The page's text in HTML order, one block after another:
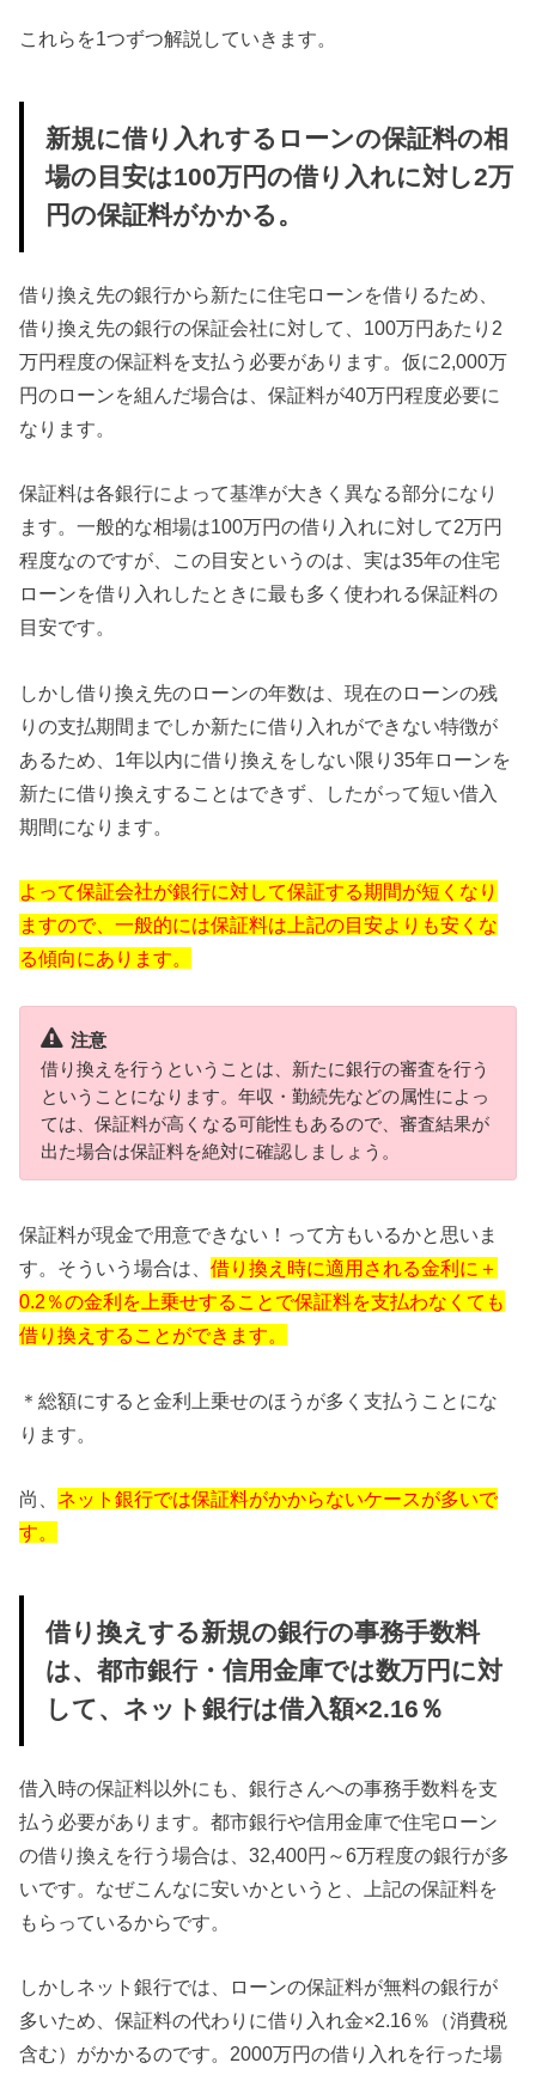
これらを1つずつ解説していきます。
新規に借り入れするローンの保証料の相
場の目安は100万円の借り入れに対し2万
円の保証料がかかる。
借り換え先の銀行から新たに住宅ローンを借りるため、
借り換え先の銀行の保証会社に対して、100万円あたり2
万円程度の保証料を支払う必要があります。仮に2,000万
円のローンを組んだ場合は、保証料が40万円程度必要に
なります。
保証料は各銀行によって基準が大きく異なる部分になり
ます。一般的な相場は100万円の借り入れに対して2万円
程度なのですが、この目安というのは、実は35年の住宅
ローンを借り入れしたときに最も多く使われる保証料の
目安です。
しかし借り換え先のローンの年数は、現在のローンの残
りの支払期間までしか新たに借り入れができない特徴が
あるため、1年以内に借り換えをしない限り35年ローンを
新たに借り換えすることはできず、したがって短い借入
期間になります。
よって保証会社が銀行に対して保証する期間が短くなり
ますので、一般的には保証料は上記の目安よりも安くな
る傾向にあります。
注意
借り換えを行うということは、新たに銀行の審査を行う
ということになります。年収・勤続先などの属性によっ
ては、保証料が高くなる可能性もあるので、審査結果が
出た場合は保証料を絶対に確認しましょう。
保証料が現金で用意できない！って方もいるかと思いま
す。そういう場合は、借り換え時に適用される金利に＋
0.2％の金利を上乗せすることで保証料を支払わなくても
借り換えすることができます。
＊総額にすると金利上乗せのほうが多く支払うことにな
ります。
尚、 ネット銀行では保証料がかからないケースが多いで
す。
借り換えする新規の銀行の事務手数料
は、都市銀行・信用金庫では数万円に対
して、ネット銀行は借入額×2.16％
借入時の保証料以外にも、銀行さんへの事務手数料を支
払う必要があります。都市銀行や信用金庫で住宅ローン
の借り換えを行う場合は、32,400円～6万程度の銀行が多
いです。なぜこんなに安いかというと、上記の保証料を
もらっているからです。
しかしネット銀行では、ローンの保証料が無料の銀行が
多いため、保証料の代わりに借り入れ金×2.16％（消費税
含む）がかかるのです。2000万円の借り入れを行った場